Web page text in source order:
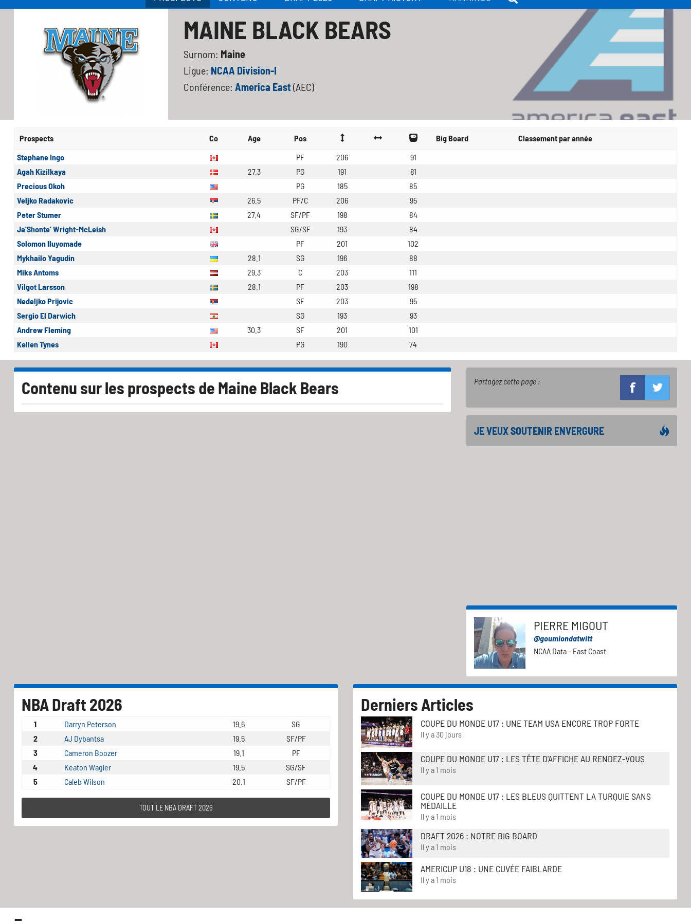
MAINE BLACK BEARS
Surnom: Maine
Ligue: NCAA Division-I
Conférence: America East(AEC)
Prospects Co Age Pos Big Board
Classement par année
Stephane Ingo
PF 206
91
Agah Kizilkaya
27.3 PG 191
81
Precious Okoh
PG 185
85
Veljko Radakovic
26.5 PF/C 206
95
Peter Stumer
27.4 SF/PF 198
84
Ja'Shonte' Wright-McLeish
SG/SF 193
84
Solomon Iluyomade
PF 201
102
Mykhailo Yagudin
28.1 SG 196
88
Miks Antoms
29.3 C 203
111
Vilgot Larsson
28.1 PF 203
198
Nedeljko Prijovic
SF 203
95
Sergio El Darwich
SG 193
93
Andrew Fleming
30.3 SF 201
101
Kellen Tynes
PG 190 74
Contenu sur les prospects de Maine Black Bears Partagez cette page :
JE VEUX SOUTENIR ENVERGURE
PIERRE MIGOUT
@goumiondatwitt
NCAA Data - East Coast
NBA Draft 2026
1 Darryn Peterson 19.6
SG
2
AJ Dybantsa 19.5
SF/PF
3
Cameron Boozer 19.1
PF
4
Keaton Wagler 19.5
SG/SF
5
Caleb Wilson 20.1 SF/PF
TOUT LE NBA DRAFT 2026
Derniers Articles
COUPE DU MONDE U17 : UNE TEAM USA ENCORE TROP FORTE
Il y a 30 jours
COUPE DU MONDE U17 : LES TÊTE D'AFFICHE AU RENDEZ-VOUS
Il y a 1 mois
COUPE DU MONDE U17 : LES BLEUS QUITTENT LA TURQUIE SANS
MÉDAILLE
Il y a 1 mois
DRAFT 2026 : NOTRE BIG BOARD
Il y a 1 mois
AMERICUP U18 : UNE CUVÉE FAIBLARDE
Il y a 1 mois